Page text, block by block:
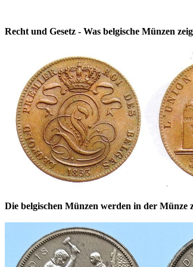
Recht und Gesetz - Was belgische Münzen
Die belgischen Münzen werden in der Münze